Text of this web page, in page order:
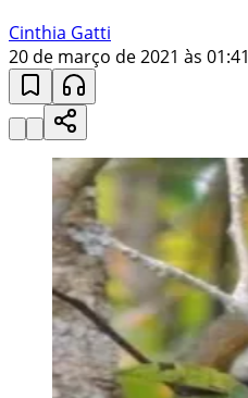
Cinthia Gatti
20 de março de 2021 às 01:41